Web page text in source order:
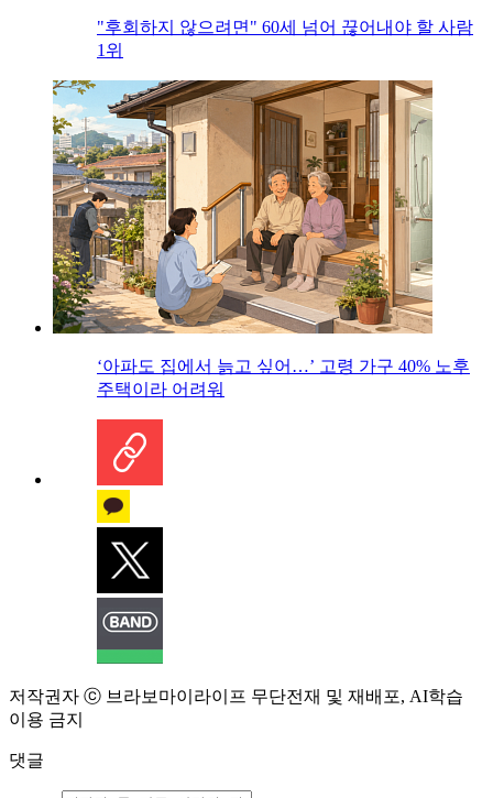
"후회하지 않으려면" 60세 넘어 끊어내야 할 사람
1위
‘아파도 집에서 늙고 싶어…’ 고령 가구 40% 노후
주택이라 어려워
저작권자 ⓒ 브라보마이라이프 무단전재 및 재배포, AI학습
이용 금지
댓글